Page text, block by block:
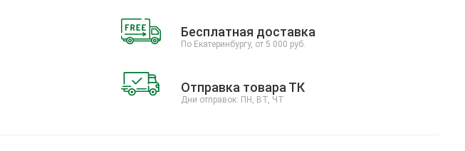
Бесплатная доставка
По Екатеринбургу, от 5 000 руб.
Отправка товара ТК
Дни отправок: ПН, ВТ, ЧТ